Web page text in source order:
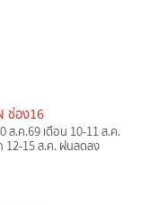
ช่อง16
.ค.69 เตือน 10-11 ส.ค.
12-15 ส.ค. ฝนลดลง